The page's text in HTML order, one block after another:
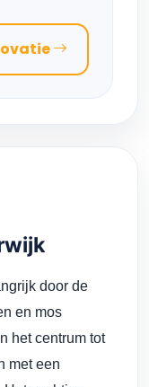
door de
en mos
het centrum tot
met een